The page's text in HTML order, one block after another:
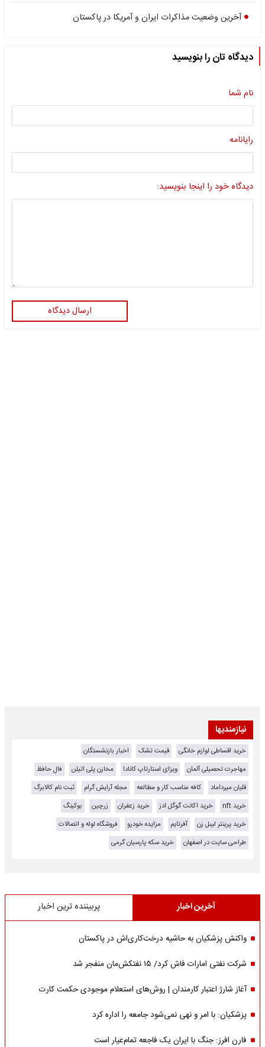
آخرین وضعیت مذاکرات ایران و آمریکا در پاکستان
دیدگاه تان را بنویسید
نام شما
رایانامه
دیدگاه خود را اینجا بنویسید:
ارسال دیدگاه
نیازمندیها
خرید اقساطی لوازم خانگی قیمت تشک
اخبار بازنشستگان
مهاجرت تحصیلی آلمان
ویزای استارتاپ کانادا مخازن پلی اتیلن
فال حافظ
قلیان میرداماد
کافه مناسب کار و مطالعه مجله آرایش گرام
ثبت نام کالابرگ
خرید nft
خرید اکانت گوگل ادز خرید زعفران زرچین
بوکینگ
خرید پرینتر لیبل زن
آفرتایم مزایده خودرو
فروشگاه لوله و اتصالات
طراحی سایت در اصفهان
خرید سکه پارسیان گرمی
آخرین اخبار پربیننده ترین اخبار
واکنش پزشکیان به حاشیه درخت‌کاری‌اش در پاکستان
شرکت نفتی امارات فاش کرد/ ۱۵ نفتکش‌مان منفجر شد
آغاز شارژ اعتبار کارمندان | روش‌های استعلام موجودی حکمت کارت
پزشکیان: با امر و نهی نمی‌شود جامعه را اداره کرد
فارن افرز: جنگ با ایران یک فاجعه تمام‌عیار است